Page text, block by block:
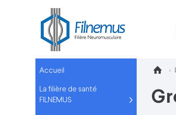
Accueil
La filière de santé
FILNEMUS